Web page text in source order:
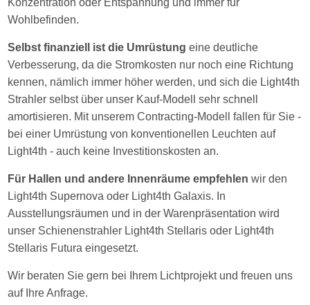
Konzentration oder Entspannung und immer für
Wohlbefinden.
Selbst finanziell ist die Umrüstung eine deutliche
Verbesserung, da die Stromkosten nur noch eine Richtung
kennen, nämlich immer höher werden, und sich die Light4th
Strahler selbst über unser Kauf-Modell sehr schnell
amortisieren. Mit unserem Contracting-Modell fallen für Sie -
bei einer Umrüstung von konventionellen Leuchten auf
Light4th - auch keine Investitionskosten an.
Für Hallen und andere Innenräume empfehlen wir den
Light4th Supernova oder Light4th Galaxis. In
Ausstellungsräumen und in der Warenpräsentation wird
unser Schienenstrahler Light4th Stellaris oder Light4th
Stellaris Futura eingesetzt.
Wir beraten Sie gern bei Ihrem Lichtprojekt und freuen uns
auf Ihre Anfrage.